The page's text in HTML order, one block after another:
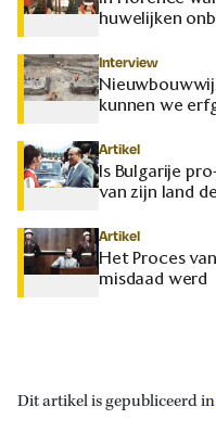
huwelijken
Interview
kunnen we
Artikel
Is Bulgarije
van zijn land
Artikel
Het Proces
misdaad werd
Dit artikel is gepubliceerd in